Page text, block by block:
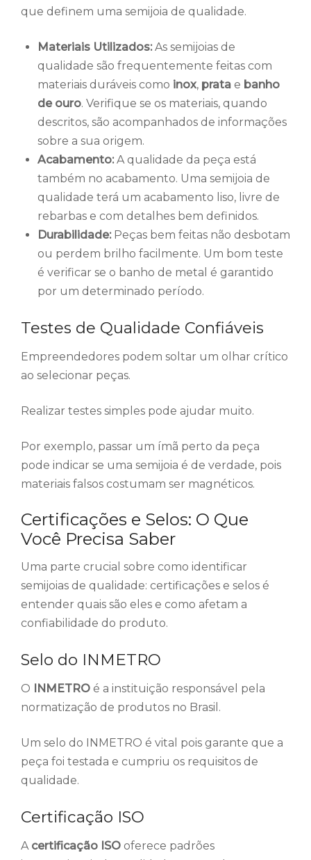
que definem uma semijoia de qualidade.
Materiais Utilizados:As semijoias de
qualidade são frequentemente feitas com
materiais duráveis como inox, prata e banho
de ouro. Verifique se os materiais, quando
descritos, são acompanhados de informações
sobre a sua origem.
Acabamento:A qualidade da peça está
também no acabamento. Uma semijoia de
qualidade terá um acabamento liso, livre de
rebarbas e com detalhes bem definidos.
Durabilidade:Peças bem feitas não desbotam
ou perdem brilho facilmente. Um bom teste
é verificar se o banho de metal é garantido
por um determinado período.
Testes de Qualidade Confiáveis
Empreendedores podem soltar um olhar crítico
ao selecionar peças.
Realizar testes simples pode ajudar muito.
Por exemplo, passar um ímã perto da peça
pode indicar se uma semijoia é de verdade, pois
materiais falsos costumam ser magnéticos.
Certificações e Selos: O Que
Você Precisa Saber
Uma parte crucial sobre como identificar
semijoias de qualidade: certificações e selos é
entender quais são eles e como afetam a
confiabilidade do produto.
Selo do INMETRO
O INMETRO é a instituição responsável pela
normatização de produtos no Brasil.
Um selo do INMETRO é vital pois garante que a
peça foi testada e cumpriu os requisitos de
qualidade.
Certificação ISO
A certificação ISO oferece padrões